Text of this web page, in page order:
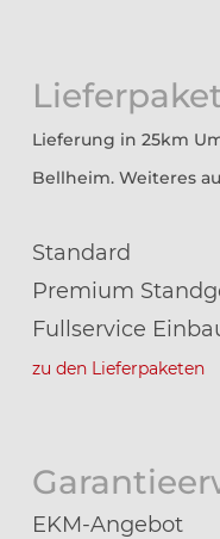
Lieferung in 25km
Bellheim. Weiteres
Standard
Premium
Fullservice
zu den Lieferpaketen
EKM-Angebot